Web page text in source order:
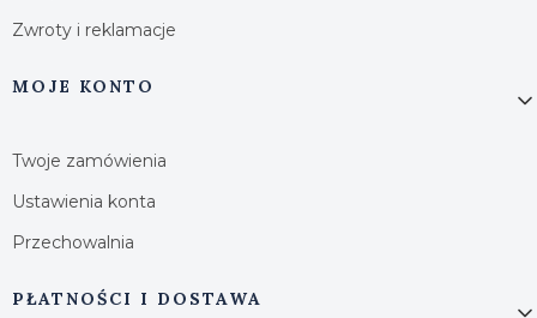
Zwroty i reklamacje
MOJE KONTO
Twoje zamówienia
Ustawienia konta
Przechowalnia
PŁATNOŚCI I DOSTAWA